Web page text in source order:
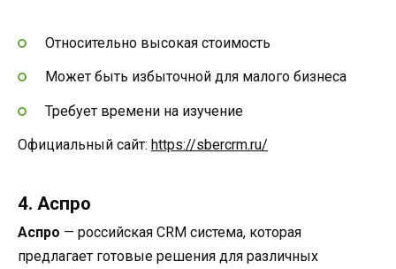
Относительно высокая стоимость
Может быть избыточной для малого бизнеса
Требует времени на изучение
Официальный сайт: https://sbercrm.ru/
4. Аспро
Аспро — российская CRM система, которая
предлагает готовые решения для различных